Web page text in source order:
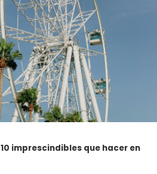
10 imprescindibles que hacer en